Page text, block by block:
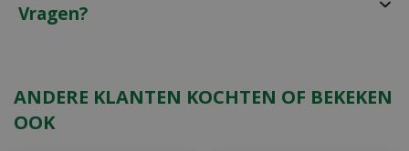
Vragen?
ANDERE KLANTEN KOCHTEN OF BEKEKEN
OOK